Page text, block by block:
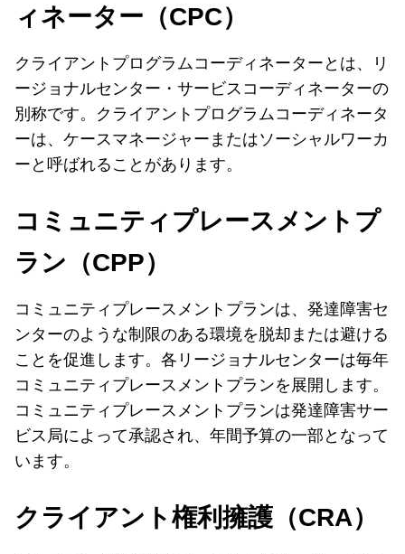
ィネーター（CPC）
クライアントプログラムコーディネーターとは、リ
ージョナルセンター・サービスコーディネーターの
別称です。クライアントプログラムコーディネータ
ーは、ケースマネージャーまたはソーシャルワーカ
ーと呼ばれることがあります。
コミュニティプレースメントプ
ラン（CPP）
コミュニティプレースメントプランは、発達障害セ
ンターのような制限のある環境を脱却または避ける
ことを促進します。各リージョナルセンターは毎年
コミュニティプレースメントプランを展開します。
コミュニティプレースメントプランは発達障害サー
ビス局によって承認され、年間予算の一部となって
います。
クライアント権利擁護（CRA）